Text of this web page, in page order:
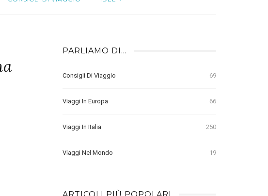
PARLIAMO DI…
Consigli Di Viaggio 69
Viaggi In Europa 66
Viaggi In Italia 250
Viaggi Nel Mondo 19